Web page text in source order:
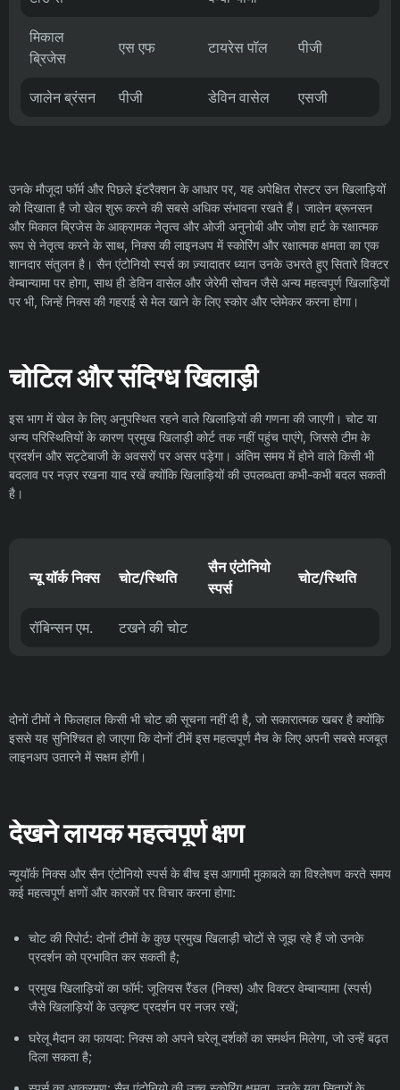
मिकाल
ब्रिजेस
एस एफ टायरेस पॉल पीजी
जालेन ब्रंसन पीजी डेविन वासेल एसजी
उनके मौजूदा फॉर्म और पिछले इंटरैक्शन के आधार पर, यह अपेक्षित रोस्टर उन खिलाड़ियों
को दिखाता है जो खेल शुरू करने की सबसे अधिक संभावना रखते हैं। जालेन ब्रूनसन
और मिकाल ब्रिजेस के आक्रामक नेतृत्व और ओजी अनुनोबी और जोश हार्ट के रक्षात्मक
रूप से नेतृत्व करने के साथ, निक्स की लाइनअप में स्कोरिंग और रक्षात्मक क्षमता का एक
शानदार संतुलन है। सैन एंटोनियो स्पर्स का ज़्यादातर ध्यान उनके उभरते हुए सितारे विक्टर
वेम्बान्यामा पर होगा, साथ ही डेविन वासेल और जेरेमी सोचन जैसे अन्य महत्वपूर्ण खिलाड़ियों
पर भी, जिन्हें निक्स की गहराई से मेल खाने के लिए स्कोर और प्लेमेकर करना होगा।
चोटिल और संदिग्ध खिलाड़ी
इस भाग में खेल के लिए अनुपस्थित रहने वाले खिलाड़ियों की गणना की जाएगी। चोट या
अन्य परिस्थितियों के कारण प्रमुख खिलाड़ी कोर्ट तक नहीं पहुंच पाएंगे, जिससे टीम के
प्रदर्शन और सट्टेबाजी के अवसरों पर असर पड़ेगा। अंतिम समय में होने वाले किसी भी
बदलाव पर नज़र रखना याद रखें क्योंकि खिलाड़ियों की उपलब्धता कभी-कभी बदल सकती
है।
न्यू यॉर्क निक्स चोट/स्थिति
सैन एंटोनियो
स्पर्स
चोट/स्थिति
रॉबिन्सन एम. टखने की चोट
दोनों टीमों ने फिलहाल किसी भी चोट की सूचना नहीं दी है, जो सकारात्मक खबर है क्योंकि
इससे यह सुनिश्चित हो जाएगा कि दोनों टीमें इस महत्वपूर्ण मैच के लिए अपनी सबसे मजबूत
लाइनअप उतारने में सक्षम होंगी।
देखने लायक महत्वपूर्ण क्षण
न्यूयॉर्क निक्स और सैन एंटोनियो स्पर्स के बीच इस आगामी मुकाबले का विश्लेषण करते समय
कई महत्वपूर्ण क्षणों और कारकों पर विचार करना होगा:
चोट की रिपोर्ट: दोनों टीमों के कुछ प्रमुख खिलाड़ी चोटों से जूझ रहे हैं जो उनके
प्रदर्शन को प्रभावित कर सकती है;
प्रमुख खिलाड़ियों का फॉर्म: जूलियस रैंडल (निक्स) और विक्टर वेम्बान्यामा (स्पर्स)
जैसे खिलाड़ियों के उत्कृष्ट प्रदर्शन पर नजर रखें;
घरेलू मैदान का फायदा: निक्स को अपने घरेलू दर्शकों का समर्थन मिलेगा, जो उन्हें बढ़त
दिला सकता है;